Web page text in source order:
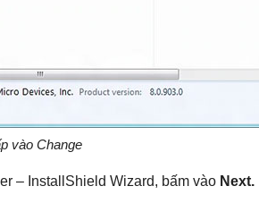
vào Change
– InstallShield Wizard, bấm vào Next.